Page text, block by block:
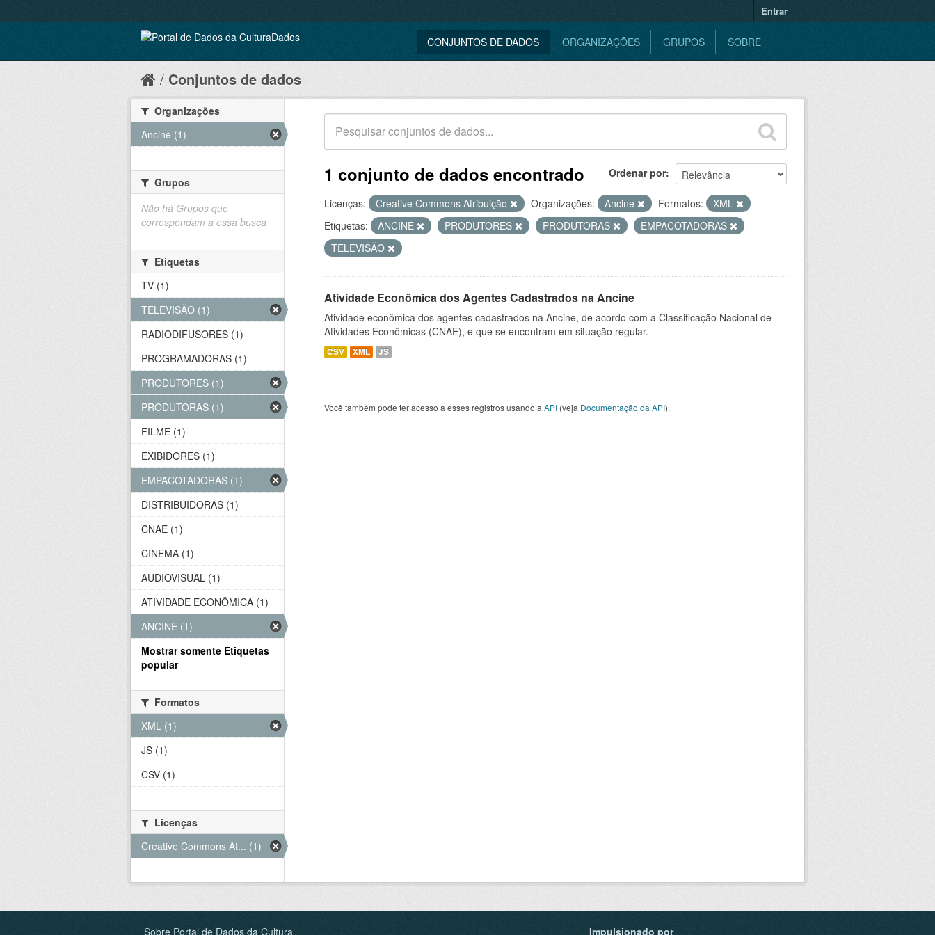
Entrar
CONJUNTOS DE DADOS ORGANIZAÇÕES GRUPOS SOBRE
Conjuntos de dados
Ordenar por
1 conjunto de dados encontrado
Licenças: Creative Commons Atribuição Organizações: Ancine Formatos:
XML
Etiquetas:
ANCINE PRODUTORES PRODUTORAS
EMPACOTADORAS
TELEVISÃO
Atividade Econômica dos Agentes Cadastrados na Ancine
Atividade econômica dos agentes cadastrados na Ancine, de acordo com a Classificação Nacional de
Atividades Econômicas (CNAE), e que se encontram em situação regular.
CSV XML JS
Você também pode ter acesso a esses registros usando a API (veja Documentação da API).
Organizações
Ancine (1)
Grupos
Não há Grupos que
correspondam a essa busca
Etiquetas
TV (1)
TELEVISÃO (1)
RADIODIFUSORES (1)
PROGRAMADORAS (1)
PRODUTORES (1)
PRODUTORAS (1)
FILME (1)
EXIBIDORES (1)
EMPACOTADORAS (1)
DISTRIBUIDORAS (1)
CNAE (1)
CINEMA (1)
AUDIOVISUAL (1)
ATIVIDADE ECONÔMICA (1)
ANCINE (1)
Mostrar somente Etiquetas
popular
Formatos
XML (1)
JS (1)
CSV (1)
Licenças
Creative Commons At... (1)
Sobre Portal de Dados da Cultura Impulsionado por